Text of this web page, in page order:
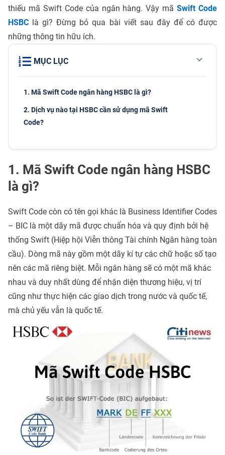
thiếu mã Swift Code của ngân hàng. Vậy mãSwift Code
HSBC là gì? Đừng bỏ qua bài viết sau đây để có được
những thông tin hữu ích.
MỤC LỤC
1. Mã Swift Code ngân hàng HSBC là gì?
2. Dịch vụ nào tại HSBC cần sử dụng mã Swift
Code?
1. Mã Swift Code ngân hàng HSBC
là gì?
Swift Code còn có tên gọi khác là Business Identifier Codes
– BIC là một dãy mã được chuẩn hóa và quy định bởi hệ
thống Swift (Hiệp hội Viễn thông Tài chính Ngân hàng toàn
cầu). Dòng mã này gồm một dãy kí tự các chữ hoặc số tạo
nên các mã riêng biệt. Mỗi ngân hàng sẽ có một mã khác
nhau và duy nhất dùng để nhận diện thương hiệu, vị trí
cũng như thực hiện các giao dịch trong nước và quốc tế,
mà chủ yếu vẫn là quốc tế.